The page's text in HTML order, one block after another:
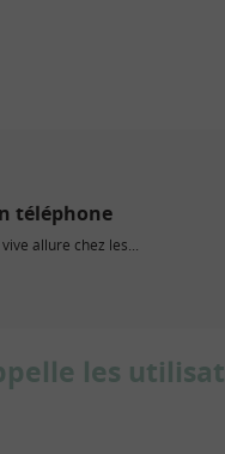
téléphone
allure chez les...
les